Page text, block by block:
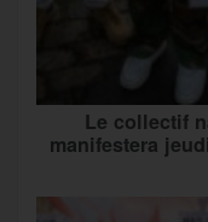
Le collectif
manifestera